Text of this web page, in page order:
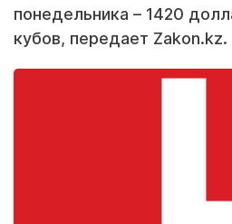
понедельника – 1420
кубов, передает Zakon.kz.